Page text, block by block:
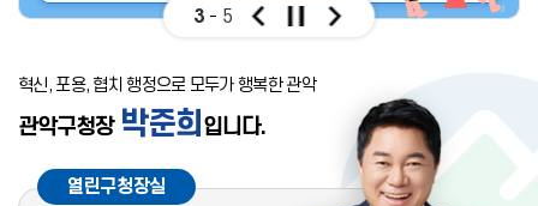
3 5
혁신, 포용, 협치 행정으로 모두가 행복한 관악
관악구청장 박준희 입니다.
열린구청장실